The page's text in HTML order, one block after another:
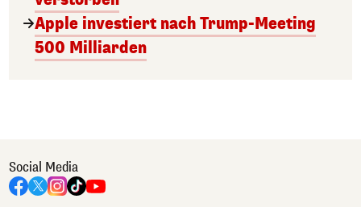
Apple investiert nach Trump-Meeting
500 Milliarden
Social Media